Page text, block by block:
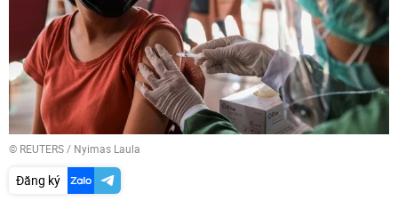
© REUTERS/ Nyimas Laula
Đăng ký